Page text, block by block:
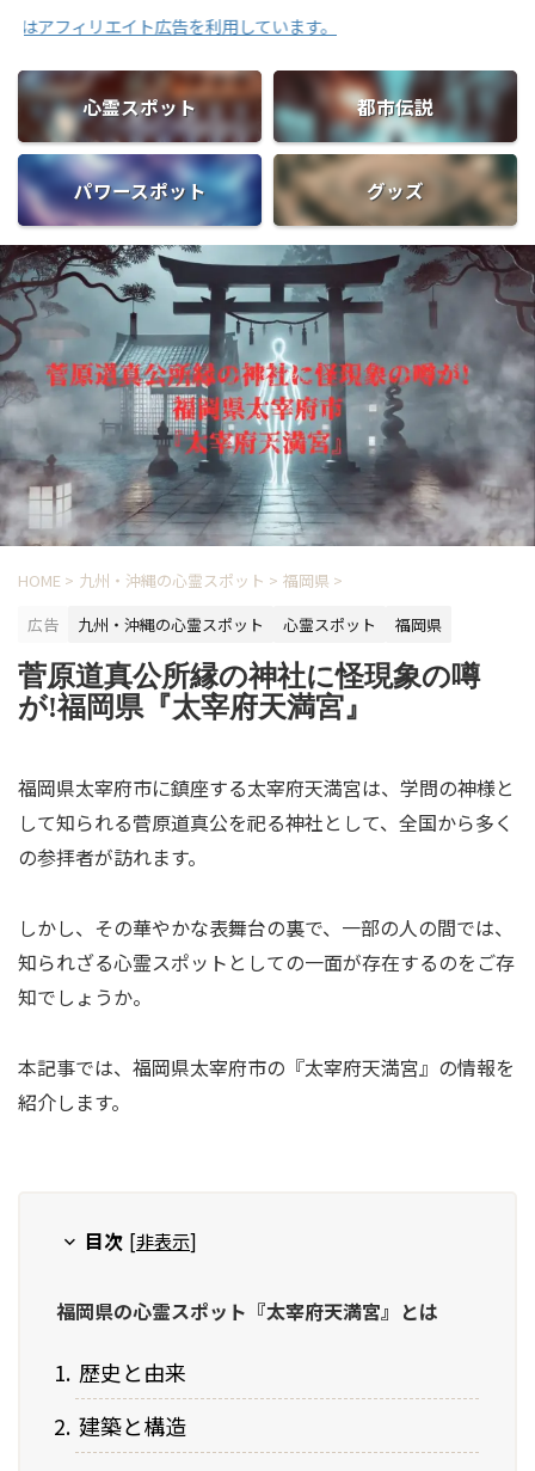
エイト広告を利用しています。
心霊スポット 都市伝説
パワースポット グッズ
HOME > 九州・沖縄の心霊スポット > 福岡県 >
広告
九州・沖縄の心霊スポット 心霊スポット 福岡県
菅原道真公所縁の神社に怪現象の噂
が!福岡県『太宰府天満宮』
福岡県太宰府市に鎮座する太宰府天満宮は、学問の神様と
して知られる菅原道真公を祀る神社として、全国から多く
の参拝者が訪れます。
しかし、その華やかな表舞台の裏で、一部の人の間では、
知られざる心霊スポットとしての一面が存在するのをご存
知でしょうか。
本記事では、福岡県太宰府市の『太宰府天満宮』の情報を
紹介します。
目次 [非表示]
福岡県の心霊スポット『太宰府天満宮』とは
歴史と由来
建築と構造